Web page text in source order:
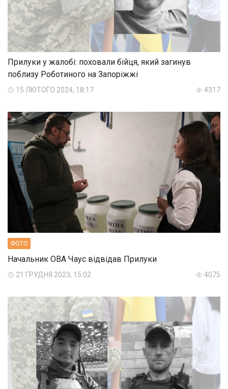
Прилуки у жалобі: поховали бійця, який загинув
поблизу Роботиного на Запоріжжі
15 ЛЮТОГО 2024, 18:17 4317
ФОТО
Начальник ОВА Чаус відвідав Прилуки
21 ГРУДНЯ 2023, 15:02 4075